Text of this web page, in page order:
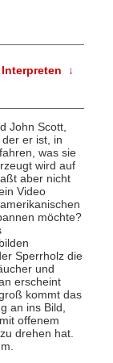
↓
John Scott,
er ist, in
was sie
wird auf
aber nicht
Video
möchte?
Sperrholz die
und
erscheint
kommt das
an ins Bild,
offenem
drehen hat.